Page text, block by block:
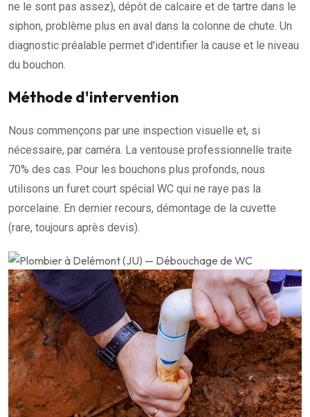
ne le sont pas assez), dépôt de calcaire et de tartre dans le
siphon, problème plus en aval dans la colonne de chute. Un
diagnostic préalable permet d'identifier la cause et le niveau
du bouchon.
Méthode d'intervention
Nous commençons par une inspection visuelle et, si
nécessaire, par caméra. La ventouse professionnelle traite
70% des cas. Pour les bouchons plus profonds, nous
utilisons un furet court spécial WC qui ne raye pas la
porcelaine. En dernier recours, démontage de la cuvette
(rare, toujours après devis).